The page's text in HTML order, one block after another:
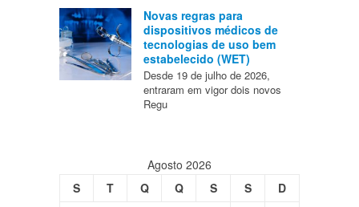
Novas regras para
dispositivos médicos de
tecnologias de uso bem
estabelecido (WET)
Desde 19 de julho de 2026,
entraram em vigor dois novos
Regu
Agosto 2026
S
T Q Q S S
D